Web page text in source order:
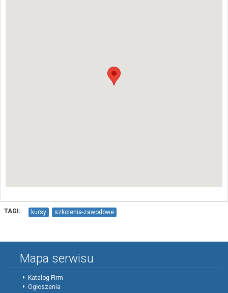
TAGI: kursy szkolenia-zawodowe
Mapa serwisu
Katalog Firm
Ogłoszenia